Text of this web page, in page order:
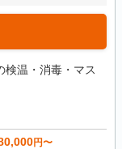
温・消毒・マス
円〜